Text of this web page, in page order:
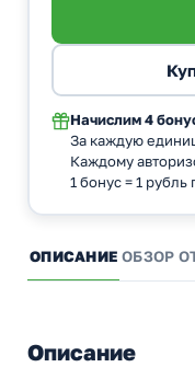
Начислим 4
За каждую
Каждому
1 бонус = 1
ОПИСАНИЕ ОБЗОР
Описание